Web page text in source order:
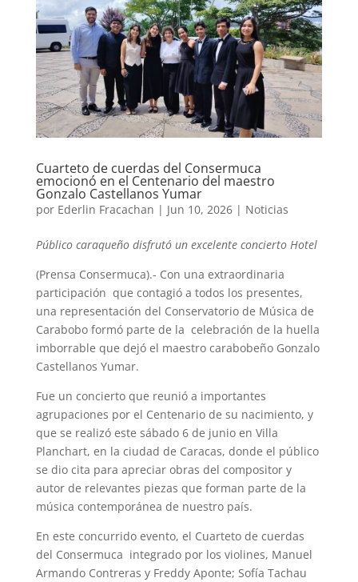
Cuarteto de cuerdas del Consermuca
emocionó en el Centenario del maestro
Gonzalo Castellanos Yumar
por Ederlin Fracachan | Jun 10, 2026| Noticias
Público caraqueño disfrutó un excelente concierto Hotel
(Prensa Consermuca).- Con una extraordinaria
participación que contagió a todos los presentes,
una representación del Conservatorio de Música de
Carabobo formó parte de la celebración de la huella
imborrable que dejó el maestro carabobeño Gonzalo
Castellanos Yumar.
Fue un concierto que reunió a importantes
agrupaciones por el Centenario de su nacimiento, y
que se realizó este sábado 6 de junio en Villa
Planchart, en la ciudad de Caracas, donde el público
se dio cita para apreciar obras del compositor y
autor de relevantes piezas que forman parte de la
música contemporánea de nuestro país.
En este concurrido evento, el Cuarteto de cuerdas
del Consermuca integrado por los violines, Manuel
Armando Contreras y Freddy Aponte; Sofía Tachau